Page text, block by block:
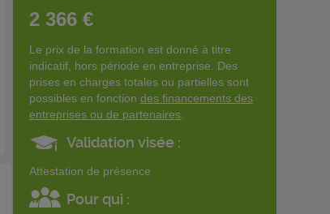
2 366 €
Le prix de la formation est donné à titre
indicatif, hors période en entreprise. Des
prises en charges totales ou partielles sont
possibles en fonction des financements des
entreprises ou de partenaires
Validation visée :
Attestation de présence
Pour qui :